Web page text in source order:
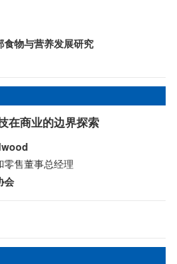
食物与营养发展研究
在商业的边界探索
零售董事总经理
会